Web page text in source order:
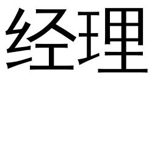
经理